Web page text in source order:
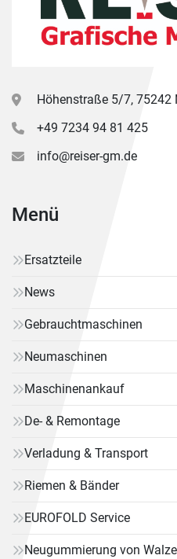
Höhenstraße 5/7, 75242
+49 7234 94 81 425
info@reiser-gm.de
Menü
Ersatzteile
News
Gebrauchtmaschinen
Neumaschinen
Maschinenankauf
De- & Remontage
Verladung & Transport
Riemen & Bänder
EUROFOLD Service
Neugummierung von